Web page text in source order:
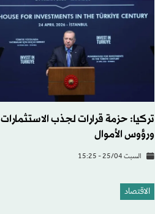
تركيا: حزمة قرارات لجذب الاستثمارات
ورؤوس الأموال
السبت 25/04 - 15:25
الاقتصاد